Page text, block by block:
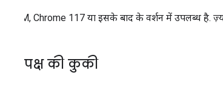
FedCM, Chrome 117 या इसके बाद के वर्शन में उपलब्ध है.
तीसरे पक्ष की कुकी